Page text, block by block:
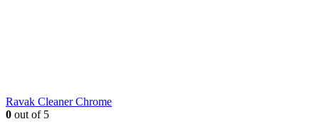
Ravak Cleaner Chrome
0 out of 5